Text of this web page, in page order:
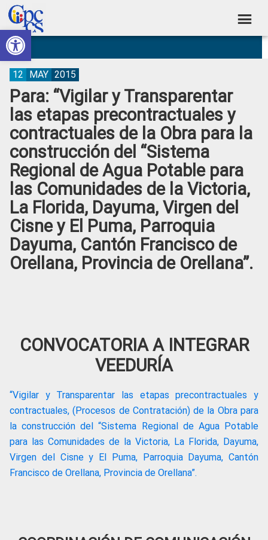
Abrir barra de herramientas
Skip
to
primary
navigation
Skip
to
main
content
Skip
to
primary
sidebar
Skip
to
footer
Consejo
de
Participación
Ciudadana
Control
Social
Construyendo
Poder
Ciudadano
Para: “Vigilar y Transparentar
las etapas precontractuales y
contractuales de la Obra para la
construcción del “Sistema
Regional de Agua Potable para
las Comunidades de la Victoria,
La Florida, Dayuma, Virgen del
Cisne y El Puma, Parroquia
Dayuma, Cantón Francisco de
Orellana, Provincia de Orellana”.
12 MAY 2015
CONVOCATORIA A INTEGRAR
VEEDURÍA
“Vigilar y Transparentar las etapas precontractuales y
contractuales, (Procesos de Contratación) de la Obra para
la construcción del “Sistema Regional de Agua Potable
para las Comunidades de la Victoria, La Florida, Dayuma,
Virgen del Cisne y El Puma, Parroquia Dayuma, Cantón
Francisco de Orellana, Provincia de Orellana”.